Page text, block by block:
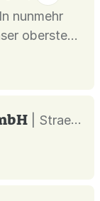
nunmehr
oberstes
Patienten
| Straelen |